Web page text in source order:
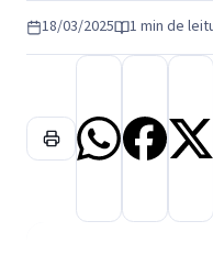
18/03/2025 1 min de